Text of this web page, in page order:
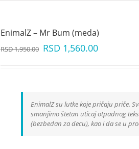
EnimalZ – Mr Bum (meda)
RSD1,950.00 RSD 1,560.00
EnimalZ su lutke koje pričaju priče.
smanjimo štetan uticaj otpadnog
(bezbedan za decu), kao i da se u